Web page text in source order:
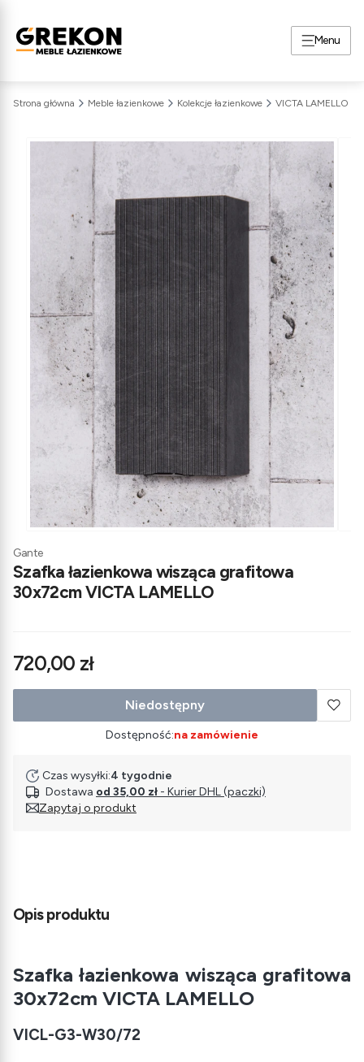
Menu
Strona główna Meble łazienkowe Kolekcje łazienkowe VICTA LAMELLO
Gante
Szafka łazienkowa wisząca grafitowa
30x72cm VICTA LAMELLO
Cena
720,00 zł
Niedostępny
Dostępność:na zamówienie
Czas wysyłki:4 tygodnie
Dostawa od 35,00 zł - Kurier DHL (paczki)
Zapytaj o produkt
Opis produktu
Szafka łazienkowa wisząca grafitowa
30x72cm VICTA LAMELLO
VICL-G3-W30/72